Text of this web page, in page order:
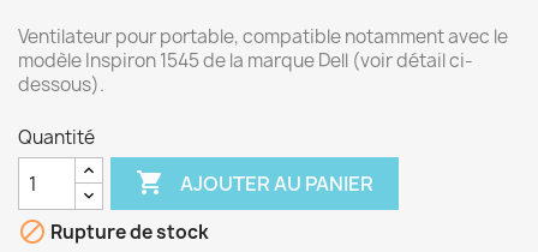
Ventilateur pour portable, compatible notamment avec le
modèle Inspiron 1545 de la marque Dell (voir détail ci-
dessous).
Quantité
 AJOUTER AU PANIER
 Rupture de stock